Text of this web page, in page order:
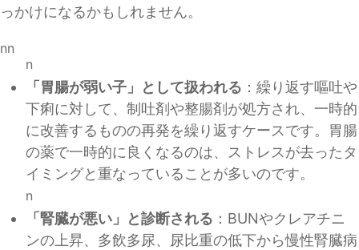
っかけになるかもしれません。
nn
n
「胃腸が弱い子」として扱われる ：繰り返す嘔吐や
下痢に対して、制吐剤や整腸剤が処方され、一時的
に改善するものの再発を繰り返すケースです。胃腸
の薬で一時的に良くなるのは、ストレスが去ったタ
イミングと重なっていることが多いのです。
n
「腎臓が悪い」と診断される ：BUNやクレアチニ
ンの上昇、多飲多尿、尿比重の低下から慢性腎臓病